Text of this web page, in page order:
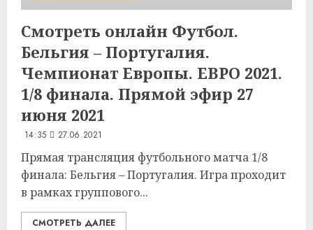
Смотреть онлайн Футбол.
Бельгия – Португалия.
Чемпионат Европы. ЕВРО 2021.
1/8 финала. Прямой эфир 27
июня 2021
14:35 27.06.2021
Прямая трансляция футбольного матча 1/8
финала: Бельгия – Португалия. Игра проходит
в рамках группового...
СМОТРЕТЬ ДАЛЕЕ